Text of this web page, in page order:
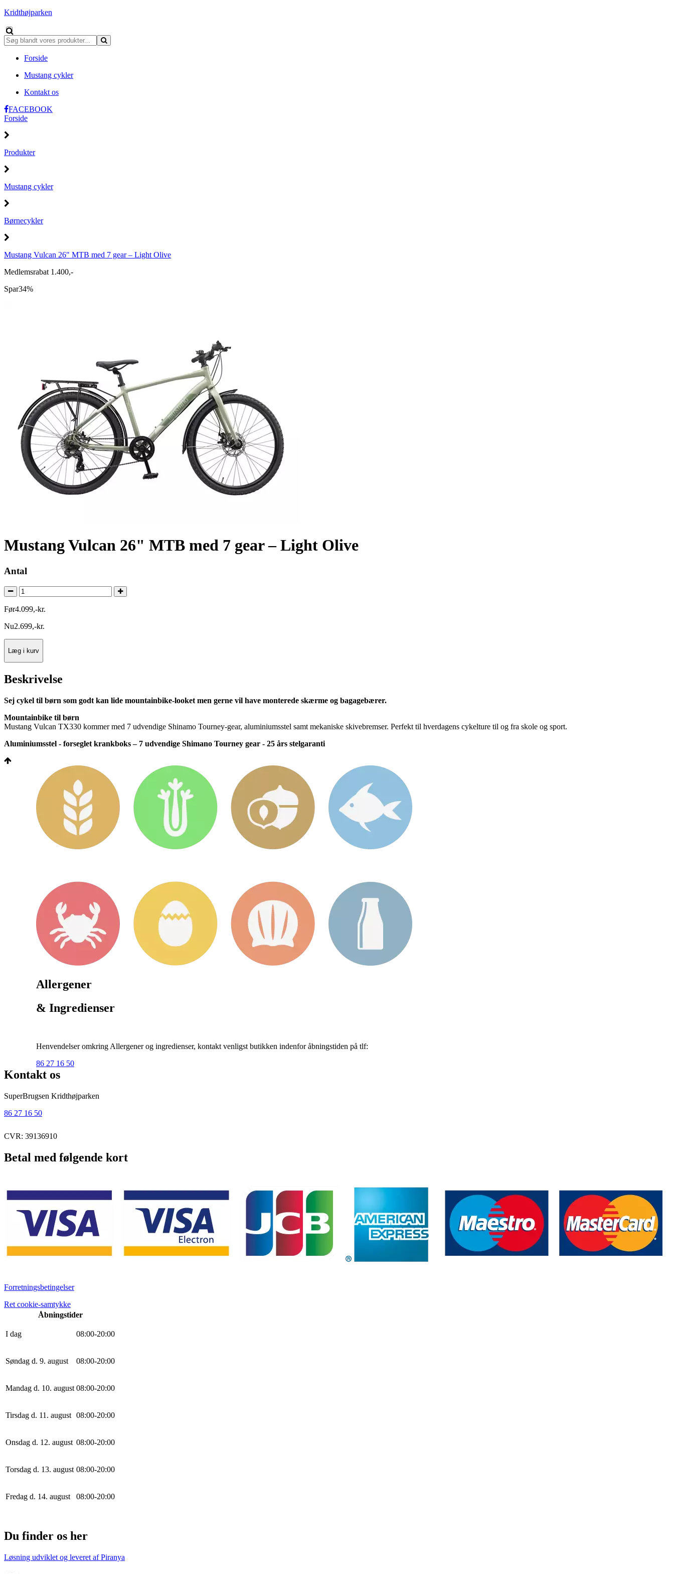
Kridthøjparken
Forside
Mustang cykler
Kontakt os
FACEBOOK
Forside
Produkter
Mustang cykler
Børnecykler
Mustang Vulcan 26" MTB med 7 gear – Light Olive
Medlemsrabat 1.400,-
Spar34%
Mustang Vulcan 26" MTB med 7 gear – Light Olive
Antal
Før4.099,-kr.
Nu2.699,-kr.
Læg i kurv
Beskrivelse
Sej cykel til børn som godt kan lide mountainbike-looket men gerne vil have monterede skærme og bagagebærer.
Mountainbike til børn
Mustang Vulcan TX330 kommer med 7 udvendige Shinamo Tourney-gear, aluminiumsstel samt mekaniske skivebremser. Perfekt til hverdagens cykelture til og fra skole og sport.
Aluminiumsstel - forseglet krankboks – 7 udvendige Shimano Tourney gear - 25 års stelgaranti
Allergener
& Ingredienser
Henvendelser omkring Allergener og ingredienser, kontakt venligst butikken indenfor åbningstiden på tlf:
86 27 16 50
Kontakt os
SuperBrugsen Kridthøjparken
86 27 16 50
CVR: 39136910
Betal med følgende kort
Forretningsbetingelser
Ret cookie-samtykke
Åbningstider
I dag 08:00-20:00
Søndag d. 9. august 08:00-20:00
Mandag d. 10. august 08:00-20:00
Tirsdag d. 11. august 08:00-20:00
Onsdag d. 12. august 08:00-20:00
Torsdag d. 13. august 08:00-20:00
Fredag d. 14. august 08:00-20:00
Du finder os her
Løsning udviklet og leveret afPiranya